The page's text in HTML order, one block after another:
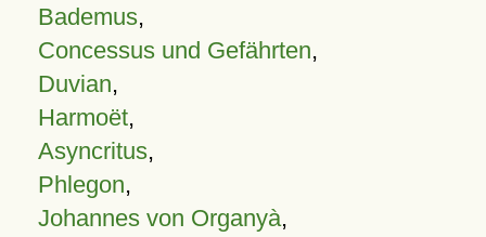
Bademus,
Concessus und Gefährten,
Duvian,
Harmoët,
Asyncritus,
Phlegon,
Johannes von Organyà,